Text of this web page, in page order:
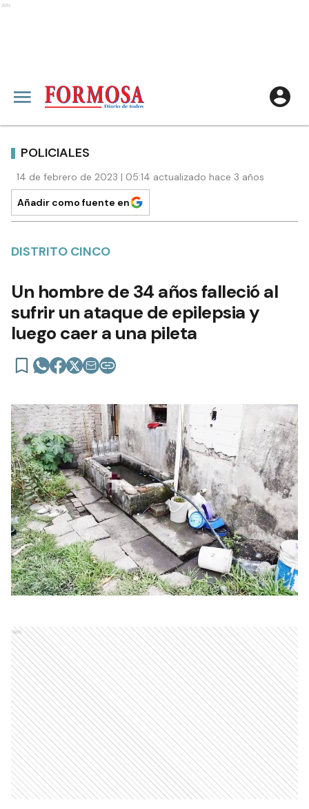
Ads
POLICIALES
14 de febrero de 2023 | 05:14 actualizado hace 3 años
Añadir como fuente en
DISTRITO CINCO
Un hombre de 34 años falleció al
sufrir un ataque de epilepsia y
luego caer a una pileta
Ads